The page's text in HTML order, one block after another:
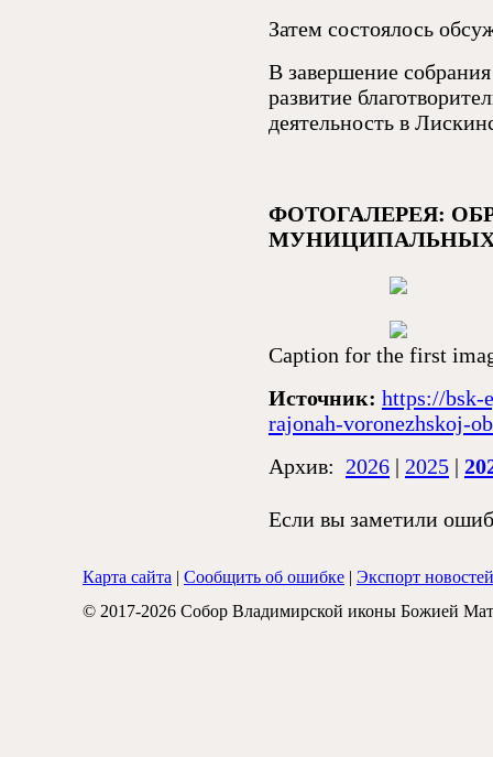
Затем состоялось
В завершение
развитие
деятельность в
ФОТОГАЛЕРЕЯ:
МУНИЦИПАЛЬНЫХ
Caption for the first
Источник: https://bsk-
rajonah-voronezhskoj-
Архив: 2026 | 2025 |
Если вы заметили
Карта сайта | Сообщить об ошибке | Экспорт новостей
© 2017-2026 Собор Владимирской иконы Божией